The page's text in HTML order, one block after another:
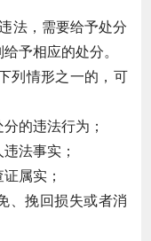
法，需要给予处分
予相应的处分。
列情形之一的，可
的违法行为；
法事实；
属实；
、挽回损失或者消